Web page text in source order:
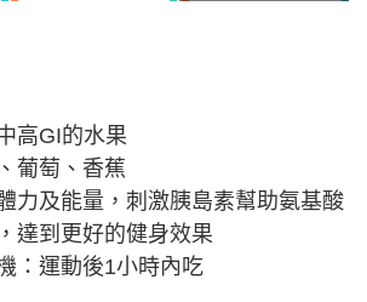
高GI的水果
葡萄、香蕉
力及能量，刺激胰島素幫助氨基酸
達到更好的健身效果
：運動後1小時內吃